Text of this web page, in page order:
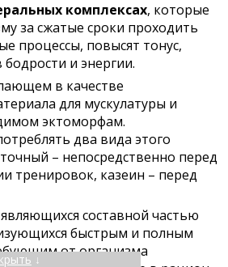
комплексах, которые
за сжатые сроки проходить
процессы, повысят тонус,
и энергии.
в качестве
для мускулатуры и
эктоморфам.
два вида этого
– непосредственно перед
тренировок, казеин – перед
составной частью
быстрым и полным
от организма
↓